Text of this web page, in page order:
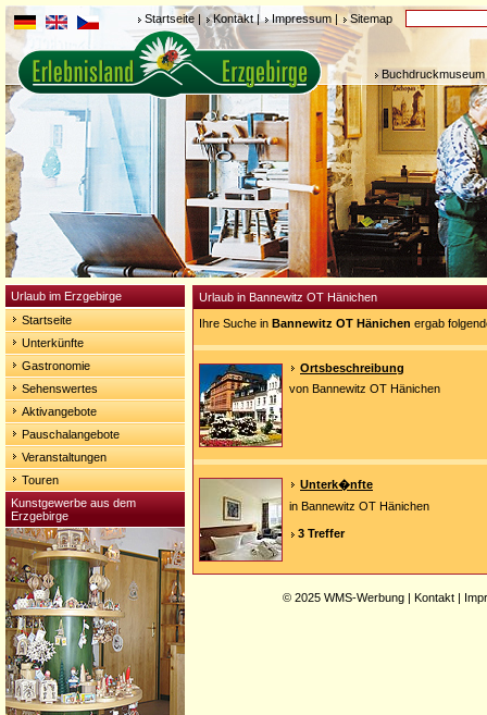
Startseite | Kontakt | Impressum | Sitemap
Urlaub im Erzgebirge
Startseite
Unterkünfte
Gastronomie
Sehenswertes
Aktivangebote
Pauschalangebote
Veranstaltungen
Touren
Kunstgewerbe aus dem
Erzgebirge
Urlaub in Bannewitz OT Hänichen
Ihre Suche in Bannewitz OT Hänichen ergab
Ortsbeschreibung
von Bannewitz OT Hänichen
Unterk�nfte
in Bannewitz OT Hänichen
3 Treffer
© 2025 WMS-Werbung | Kontakt |